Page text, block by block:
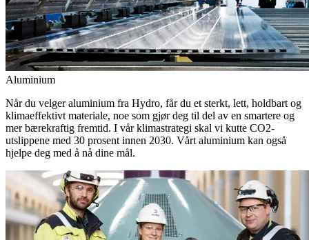
Aluminium
Når du velger aluminium fra Hydro, får du et sterkt, lett, holdbart og
klimaeffektivt materiale, noe som gjør deg til del av en smartere og
mer bærekraftig fremtid. I vår klimastrategi skal vi kutte CO2-
utslippene med 30 prosent innen 2030. Vårt aluminium kan også
hjelpe deg med å nå dine mål.